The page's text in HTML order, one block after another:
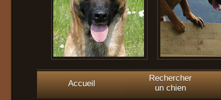
Accueil
Rechercher
un chien